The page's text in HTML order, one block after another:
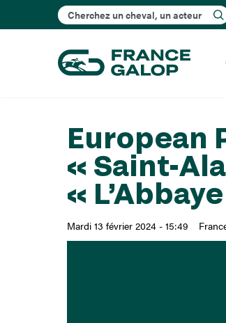
Rechercher
European
« Saint-
«
Mardi 13 février 2024 - 15:49